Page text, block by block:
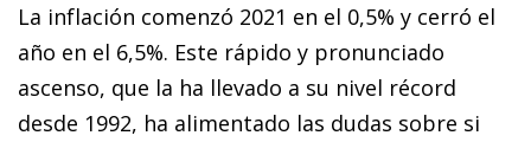
La inflación comenzó 2021 en el 0,5% y cerró el
año en el 6,5%. Este rápido y pronunciado
ascenso, que la ha llevado a su nivel récord
desde 1992, ha alimentado las dudas sobre si